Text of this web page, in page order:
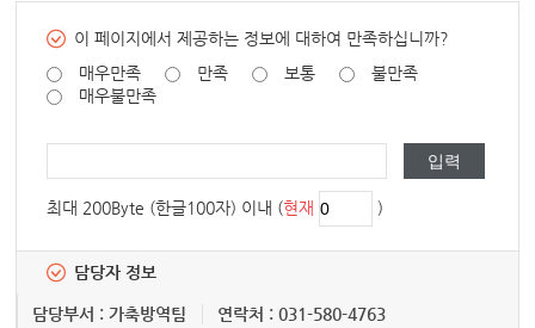
이 페이지에서 제공하는 정보에 대하여 만족하십니까?
매우만족
만족 보통
불만족
매우불만족
최대 200Byte (한글100자) 이내 (현재 )
담당자 정보
담당부서 : 가축방역팀 연락처 : 031-580-4763